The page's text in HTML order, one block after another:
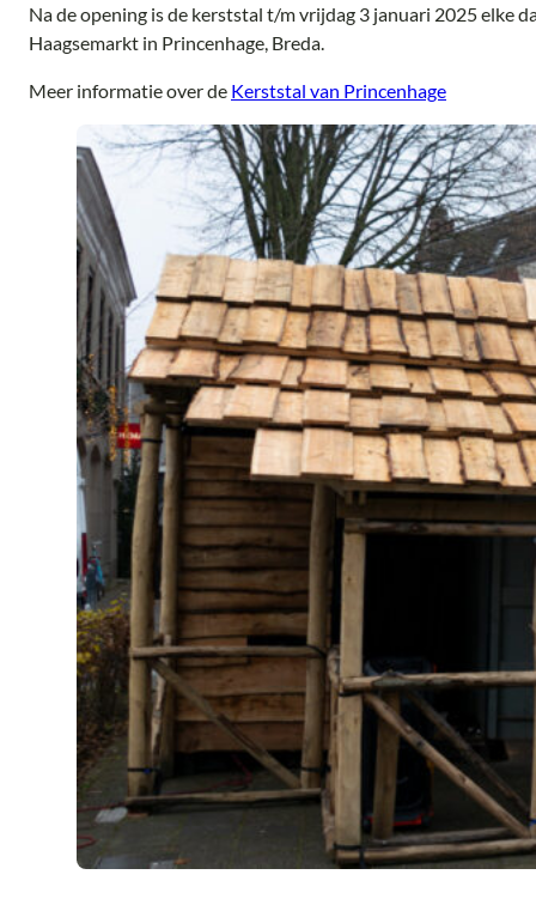
Na de opening is de kerststal t/m vrijdag 3 januari 2025 elke
Haagsemarkt in Princenhage, Breda.
Meer informatie over de Kerststal van Princenhage